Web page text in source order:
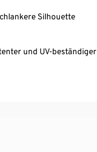
Silhouette
und UV-beständiger